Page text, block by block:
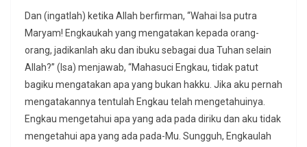
Dan (ingatlah) ketika Allah berfirman, “Wahai Isa putra
Maryam! Engkaukah yang mengatakan kepada orang-
orang, jadikanlah aku dan ibuku sebagai dua Tuhan selain
Allah?” (Isa) menjawab, “Mahasuci Engkau, tidak patut
bagiku mengatakan apa yang bukan hakku. Jika aku pernah
mengatakannya tentulah Engkau telah mengetahuinya.
Engkau mengetahui apa yang ada pada diriku dan aku tidak
mengetahui apa yang ada pada-Mu. Sungguh, Engkaulah